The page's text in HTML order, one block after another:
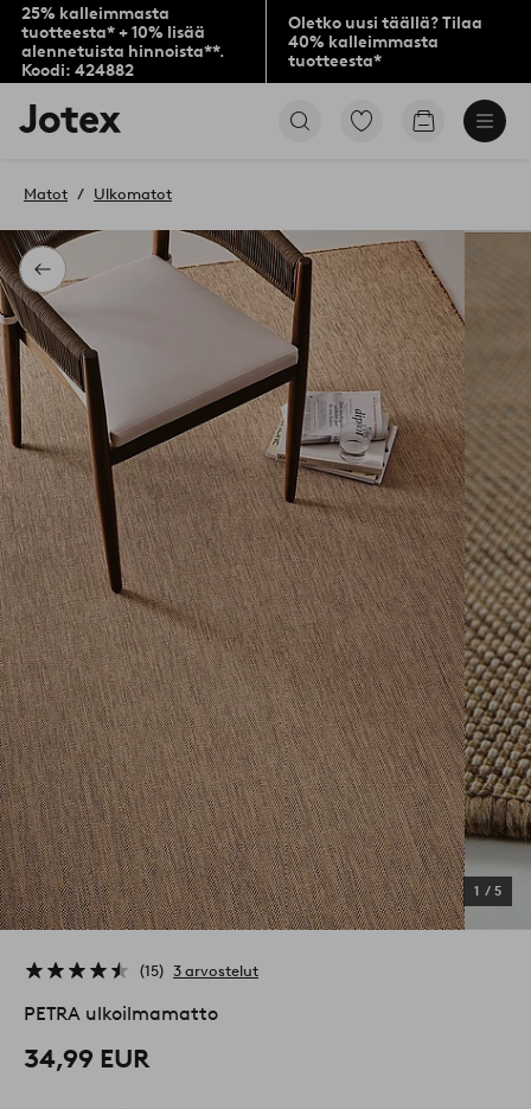
25% kalleimmasta
tuotteesta* + 10% lisää
alennetuista hinnoista**.
Koodi: 424882
Oletko uusi täällä? Tilaa
40% kalleimmasta
tuotteesta*
Jotex-
logo
aloitussivulle
Siirry
Siirry
Takaisin
Matot Ulkomatot
1 / 5
15 3 arvostelut
PETRA ulkoilmamatto
34,99 EUR